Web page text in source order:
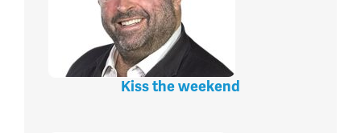
Kiss the weekend